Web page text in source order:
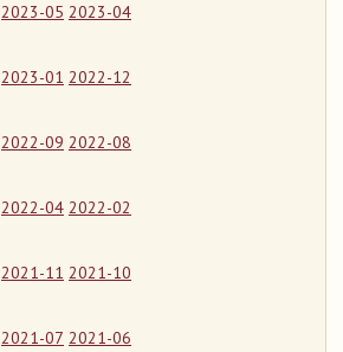
2023-05 2023-04
2023-01 2022-12
2022-09 2022-08
2022-04 2022-02
2021-11 2021-10
2021-07 2021-06